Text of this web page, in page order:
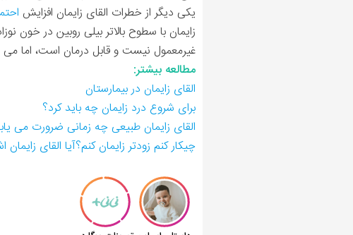
یکی دیگر از خطرات القای زایمان افزایش
زایمان با سطوح بالاتر بیلی روبین در
غیرمعمول نیست و قابل درمان است، اما
مطالعه بیشتر:
القای زایمان در بیمارستان
برای شروع درد زایمان چه باید کرد؟
القای زایمان طبیعی چه زمانی ضرورت می
چیکار کنم زودتر زایمان کنم؟آیا القای زایمان